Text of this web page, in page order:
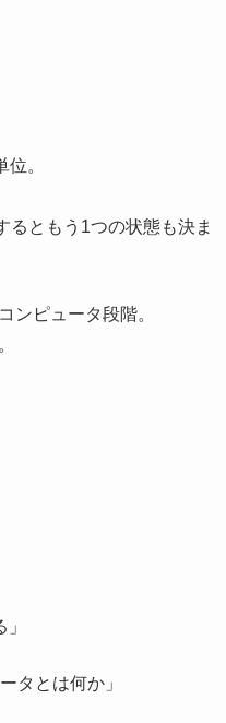
。
るともう1つの状態も決ま
ンピュータ段階。
タとは何か」